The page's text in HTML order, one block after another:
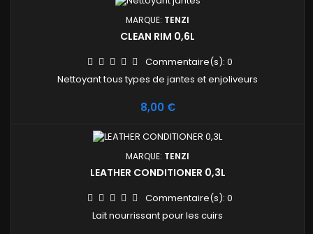
MARQUE: TENZI
CLEAN RIM 0,6L
Commentaire(s): 0
Nettoyant tous types de jantes et enjoliveurs
Prix
8,00 €
MARQUE: TENZI
LEATHER CONDITIONER 0,3L
Commentaire(s): 0
Lait nourrissant pour les cuirs